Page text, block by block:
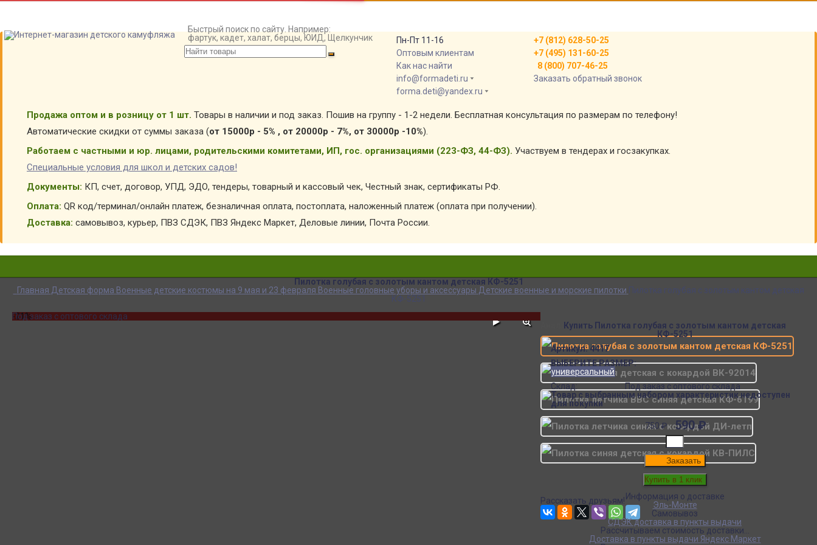
Быстрый поиск по сайту. Например:
фартук, кадет, халат, берцы, ЮИД, Щелкунчик
Пн-Пт 11-16
Оптовым клиентам
Как нас найти
info@formadeti.ru
forma.deti@yandex.ru
+7 (812) 628-50-25
+7 (495) 131-60-25
8 (800) 707-46-25
Заказать обратный звонок
Продажа оптом и в розницу от 1 шт. Товары в наличии и под заказ. Пошив на группу - 1-2 недели. Бесплатная консультация по размерам по телефону!
Автоматические скидки от суммы заказа (от 15000р - 5% , от 20000р - 7%, от 30000р -10%).
Работаем с частными и юр. лицами, родительскими комитетами, ИП, гос. организациями (223-ФЗ, 44-ФЗ). Участвуем в тендерах и госзакупках.
Специальные условия для школ и детских садов!
Документы: КП, счет, договор, УПД, ЭДО, тендеры, товарный и кассовый чек, Честный знак, сертификаты РФ.
Оплата: QR код/терминал/онлайн платеж, безналичная оплата, постоплата, наложенный платеж (оплата при получении).
Доставка: самовывоз, курьер, ПВЗ СДЭК, ПВЗ Яндекс Маркет, Деловые линии, Почта России.
Пилотка голубая с золотым кантом детская КФ-5251
Главная Детская форма Военные детские костюмы на 9 мая и 23 февраля Военные головные уборы и аксессуары Детские военные и морские пилотки Пилотка голубая с золотым кантом детская
КФ-5251
-21%
Под заказ с оптового склада
Купить Пилотка голубая с золотым кантом детская
КФ-5251
Артикул:4417
ВЫБЕРИТЕ РАЗМЕР:
универсальный
Склад:
Под заказ с оптового склада
Товар с выбранным набором характеристик недоступен
для покупки
750₽ 590₽
Заказать
Информация о доставке
Эль-Монте
Самовывоз
СДЭК доставка в пункты выдачи
Рассчитываем стоимость доставки...
Доставка в пункты выдачи Яндекс Маркет
Аналогичные товары
Рассказать друзьям!